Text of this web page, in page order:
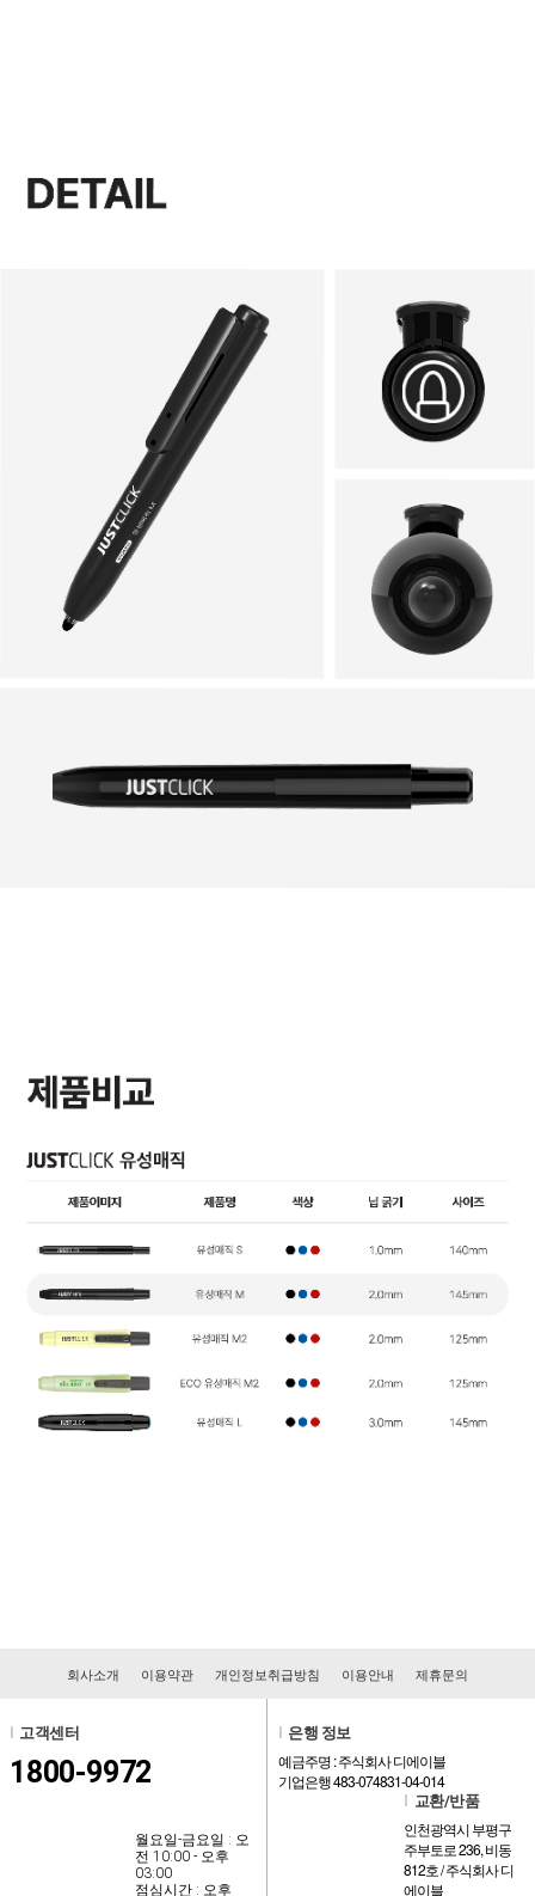
회사소개 이용약관 개인정보취급방침 이용안내 제휴문의
l 고객센터
1800-9972
월요일-금요일 : 오
전 10:00 - 오후
03:00
점심시간 : 오후
l 은행 정보
예금주명 : 주식회사 디에이블
기업은행 483-074831-04-014
l 교환/반품
인천광역시 부평구
주부토로 236, 비동
812호 / 주식회사 디
에이블